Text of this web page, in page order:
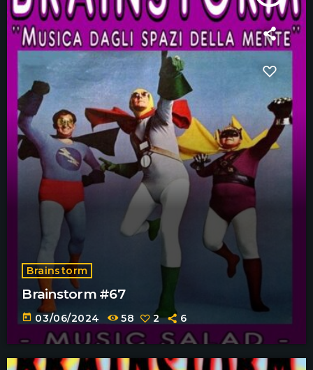
Brainstorm
Brainstorm #67
today 03/06/2024 58 2 6